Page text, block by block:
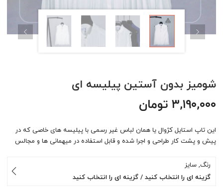
شومیز بدون آستین پیلیسه ای
۳,۱۹۰,۰۰۰ تومان
این تاپ استایل کژوال یا همان لباس غیر رسمی با پیلیسه های خاصی که در
پیش و پشت کار طراحی و اجرا شده و قابل استفاده در میهمانی ها و مجالس
رنگ, سایز
گزینه ای را انتخاب کنید / گزینه ای را انتخاب کنید